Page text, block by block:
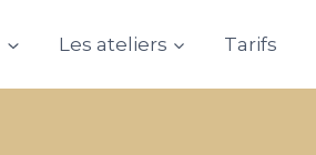
Les ateliers Tarifs